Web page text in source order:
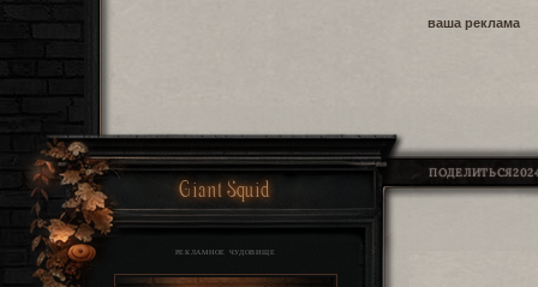
ваша реклама
ПОДЕЛИТЬСЯ
Giant Squid
РЕКЛАМНОЕ ЧУДОВИЩЕ